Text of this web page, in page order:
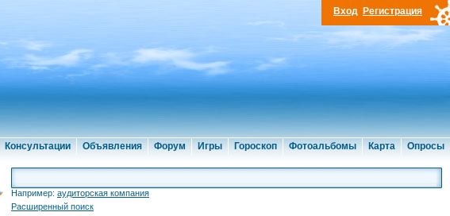
Консультации Объявления Форум Игры Гороскоп Фотоальбомы Карта Опросы
Вход Регистрация
Например: аудиторская компания
Расширенный поиск